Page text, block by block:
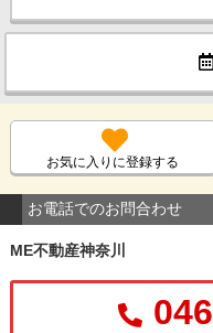
お気に入りに登録する
お電話でのお問合わせ
ME不動産神奈川